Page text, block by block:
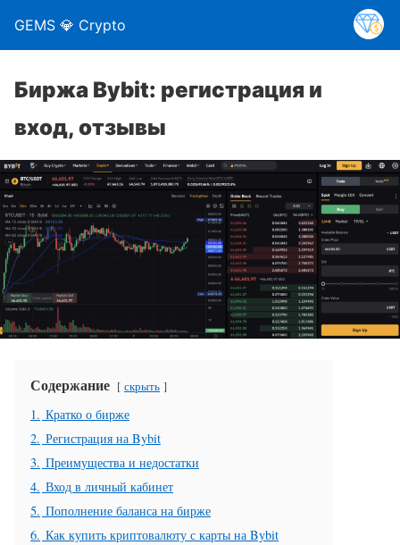
GEMS 💎 Crypto
Биржа Bybit: регистрация и
вход, отзывы
Содержание скрыть
1. Кратко о бирже
2. Регистрация на Bybit
3. Преимущества и недостатки
4. Вход в личный кабинет
5. Пополнение баланса на бирже
6. Как купить криптовалюту с карты на Bybit